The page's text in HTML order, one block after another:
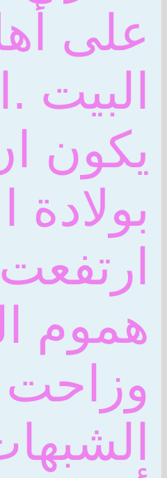
على
البيت
يكون
بولادة
ارتفعت
هموم
وزاحت